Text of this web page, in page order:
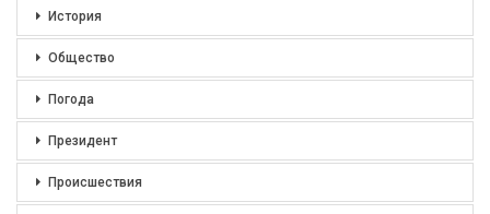
История
Общество
Погода
Президент
Происшествия